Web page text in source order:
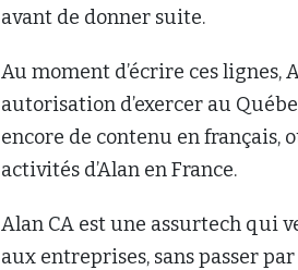
avant de donner suite.
Au moment d’écrire ces lignes,
autorisation d’exercer au
encore de contenu en français,
activités d’Alan en France.
Alan CA est une assurtech qui
aux entreprises, sans passer